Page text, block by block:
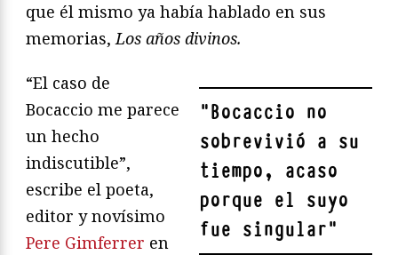
que él mismo ya había hablado en sus
memorias,Los años divinos.
"Bocaccio no
sobrevivió a su
tiempo, acaso
porque el suyo
fue singular"
“El caso de
Bocaccio me parece
un hecho
indiscutible”,
escribe el poeta,
editor y novísimo
Pere Gimferrer en